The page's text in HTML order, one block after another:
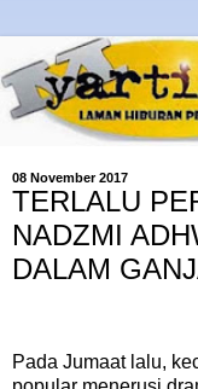
08 November 2017
TERLALU
NADZMI
DALAM
Pada Jumaat lalu,